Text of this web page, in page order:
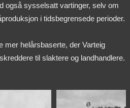
også sysselsatt vartinger, selv om
i tidsbegrensede perioder.
mer helårsbaserte, der Varteig
til slaktere og landhandlere.